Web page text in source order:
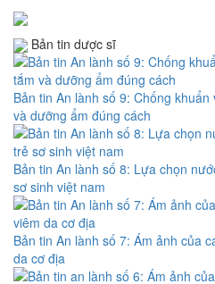
Bản tin dược sĩ
Bản tin An lành số 9: Chống
và dưỡng ẩm đúng cách
Bản tin An lành số 8: Lựa chọn
sơ sinh việt nam
Bản tin An lành số 7: Ám ảnh của
da cơ địa